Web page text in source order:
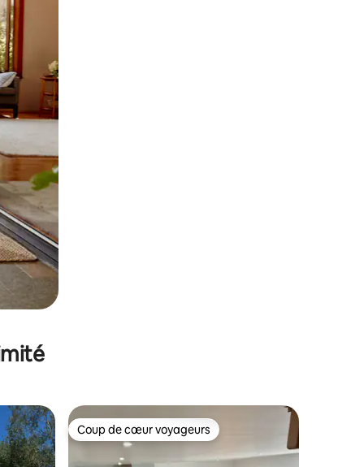
glisser.
Coup de cœur voyageurs
Coup de cœur voyageurs